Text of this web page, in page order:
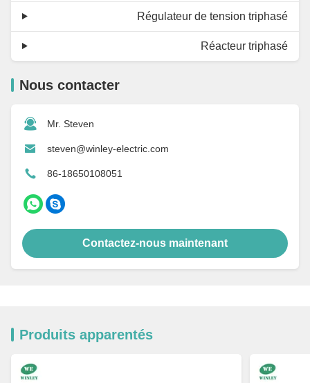
Régulateur de tension triphasé
Réacteur triphasé
Nous contacter
Mr. Steven
steven@winley-electric.com
86-18650108051
Contactez-nous maintenant
Produits apparentés